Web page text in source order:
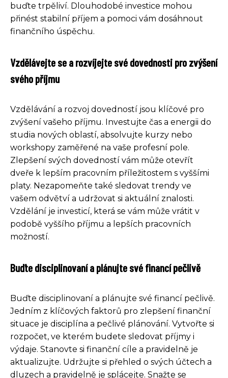
buďte trpěliví. Dlouhodobé investice mohou
přinést stabilní příjem a pomoci vám dosáhnout
finančního úspěchu.
Vzdělávejte se a rozvíjejte své dovednosti pro zvýšení
svého příjmu
Vzdělávání a rozvoj dovedností jsou klíčové pro
zvýšení vašeho příjmu. Investujte čas a energii do
studia nových oblastí, absolvujte kurzy nebo
workshopy zaměřené na vaše profesní pole.
Zlepšení svých dovedností vám může otevřít
dveře k lepším pracovním příležitostem s vyššími
platy. Nezapomeňte také sledovat trendy ve
vašem odvětví a udržovat si aktuální znalosti.
Vzdělání je investicí, která se vám může vrátit v
podobě vyššího příjmu a lepších pracovních
možností.
Buďte disciplinovaní a plánujte své financí pečlivě
Buďte disciplinovaní a plánujte své financí pečlivě.
Jedním z klíčových faktorů pro zlepšení finanční
situace je disciplína a pečlivé plánování. Vytvořte si
rozpočet, ve kterém budete sledovat příjmy i
výdaje. Stanovte si finanční cíle a pravidelně je
aktualizujte. Udržujte si přehled o svých účtech a
dluzech a pravidelně je splácejte. Snažte se